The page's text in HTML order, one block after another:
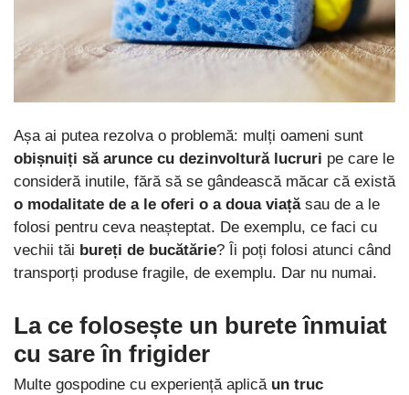
Așa ai putea rezolva o problemă: mulți oameni sunt
obișnuiți să arunce cu dezinvoltură lucruri pe care le
consideră inutile, fără să se gândească măcar că există
o modalitate de a le oferi o a doua viațăsau de a le
folosi pentru ceva neașteptat. De exemplu, ce faci cu
vechii tăi bureți de bucătărie? Îi poți folosi atunci când
transporți produse fragile, de exemplu. Dar nu numai.
La ce folosește un burete înmuiat
cu sare în frigider
Multe gospodine cu experiență aplică un truc